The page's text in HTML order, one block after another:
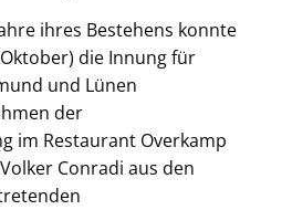
ihres Bestehens konnte
die Innung für
und Lünen
der
im Restaurant Overkamp
Conradi aus den